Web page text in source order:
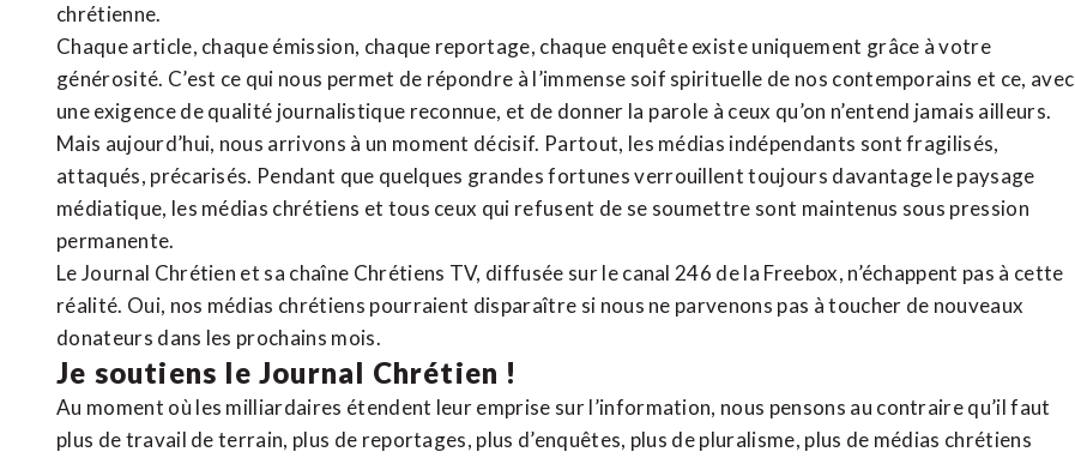
chrétienne.
Chaque article, chaque émission, chaque reportage, chaque enquête existe uniquement grâce à votre
générosité. C’est ce qui nous permet de répondre à l’immense soif spirituelle de nos contemporains et ce, avec
une exigence de qualité journalistique reconnue, et de donner la parole à ceux qu’on n’entend jamais ailleurs.
Mais aujourd’hui, nous arrivons à un moment décisif. Partout, les médias indépendants sont fragilisés,
attaqués, précarisés. Pendant que quelques grandes fortunes verrouillent toujours davantage le paysage
médiatique, les médias chrétiens et tous ceux qui refusent de se soumettre sont maintenus sous pression
permanente.
Le Journal Chrétien et sa chaîne Chrétiens TV, diffusée sur le canal 246 de la Freebox, n’échappent pas à cette
réalité. Oui, nos médias chrétiens pourraient disparaître si nous ne parvenons pas à toucher de nouveaux
donateurs dans les prochains mois.
Je soutiens le Journal Chrétien !
Au moment où les milliardaires étendent leur emprise sur l’information, nous pensons au contraire qu’il faut
plus de travail de terrain, plus de reportages, plus d’enquêtes, plus de pluralisme, plus de médias chrétiens